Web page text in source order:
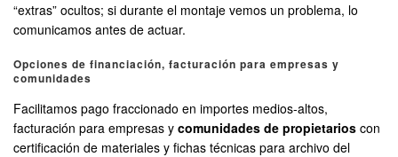
“extras” ocultos; si durante el montaje vemos un problema, lo
comunicamos antes de actuar.
Opciones de financiación, facturación para empresas y
comunidades
Facilitamos pago fraccionado en importes medios-altos,
facturación para empresas y comunidades de propietarios con
certificación de materiales y fichas técnicas para archivo del